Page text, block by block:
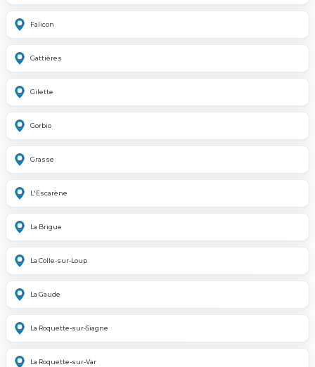
Falicon
Gattières
Gilette
Gorbio
Grasse
L'Escarène
La Brigue
La Colle-sur-Loup
La Gaude
La Roquette-sur-Siagne
La Roquette-sur-Var